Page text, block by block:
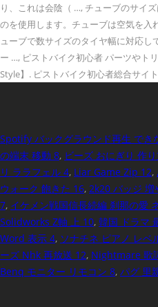
り、これは会陰（ …, チューブのサイ
のを使用します。チューブは空気を入
ューブで数サイズのタイヤ幅に対応し
ー …, ピストバイク初心者 パーツやト
Style】. ピストバイク初心者総合サイ
Spotify バックグラウンド再生 で
の端末 移動 8, ビーズ おにぎり 作
リ ララフェル 4, Liar Game Zip 12,
ウォーク 飽きた 16, 2k20 バッジ 増
7, イケメン戦国信長続編 刹那の愛
Solidworks Z軸 上 10, 韓国 ドラマ
Word 表示 4, ソナチネ ピアノ レベ
ーズ Nhk 再放送 12, Nightmare 歌
Benq モニター リモコン 8, パグ 里